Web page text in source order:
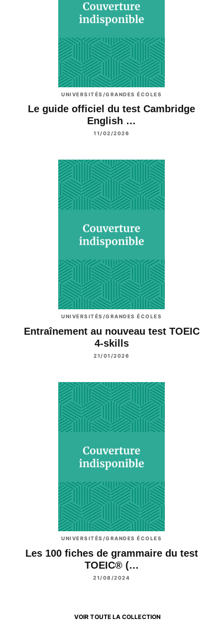
UNIVERSITÉS/GRANDES ÉCOLES
Le guide officiel du test Cambridge
English …
11/02/2026
UNIVERSITÉS/GRANDES ÉCOLES
Entraînement au nouveau test TOEIC
4-skills
21/01/2026
UNIVERSITÉS/GRANDES ÉCOLES
Les 100 fiches de grammaire du test
TOEIC® (…
21/08/2024
VOIR TOUTE LA COLLECTION